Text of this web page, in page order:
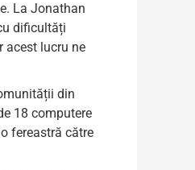
La Jonathan
dificultăți
acest lucru ne
din
18 computere
fereastră către